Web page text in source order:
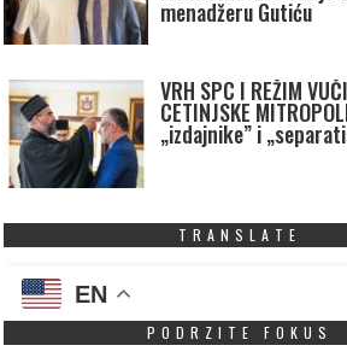
menadžeru Gutiću
VRH SPC I REŽIM
CETINJSKE
„izdajnike” i
TRANSLATE
EN
PODRZITE FOKUS